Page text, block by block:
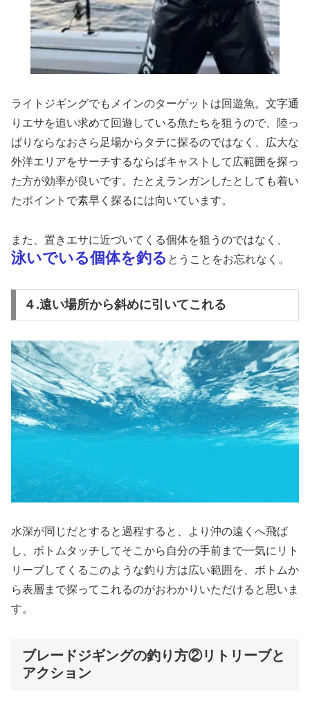
ライトジギングでもメインのターゲットは回遊魚。文字通
りエサを追い求めて回遊している魚たちを狙うので、陸っ
ぱりならなおさら足場からタテに探るのではなく、広大な
外洋エリアをサーチするならばキャストして広範囲を探っ
た方が効率が良いです。たとえランガンしたとしても着い
たポイントで素早く探るには向いています。
また、置きエサに近づいてくる個体を狙うのではなく、
泳いでいる個体を釣る とうことをお忘れなく。
４.遠い場所から斜めに引いてこれる
水深が同じだとすると過程すると、より沖の遠くへ飛ば
し、ボトムタッチしてそこから自分の手前まで一気にリト
リーブしてくるこのような釣り方は広い範囲を、ボトムか
ら表層まで探ってこれるのがおわかりいただけると思いま
す。
ブレードジギングの釣り方②リトリーブと
アクション